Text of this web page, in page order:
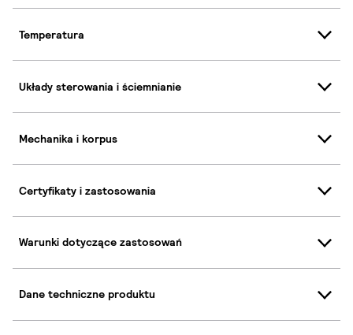
Temperatura
Układy sterowania i ściemnianie
Mechanika i korpus
Certyfikaty i zastosowania
Warunki dotyczące zastosowań
Dane techniczne produktu